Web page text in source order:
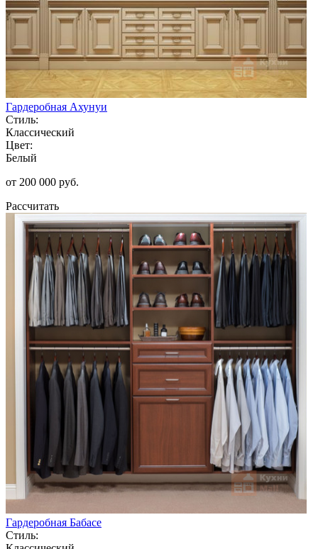
Гардеробная Ахунуи
Стиль:
Классический
Цвет:
Белый
от 200 000 руб.
Рассчитать
Гардеробная Бабасе
Стиль: